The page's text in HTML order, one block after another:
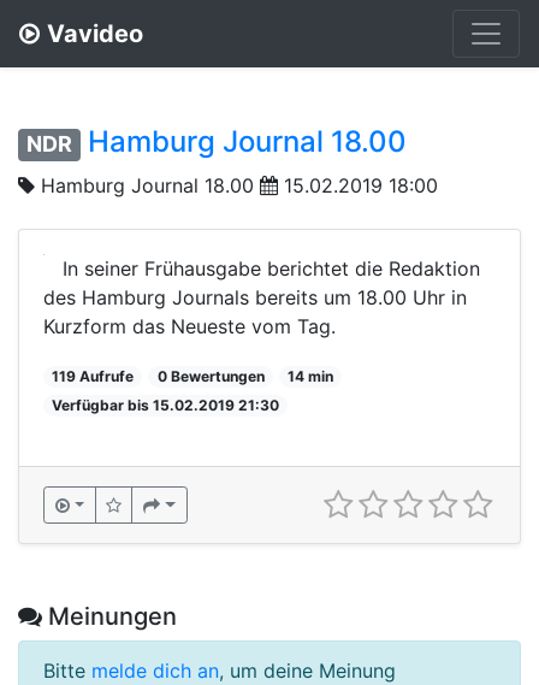
Vavideo
NDR Hamburg Journal 18.00
Hamburg Journal 18.00 15.02.2019 18:00
In seiner Frühausgabe berichtet die Redaktion
des Hamburg Journals bereits um 18.00 Uhr in
Kurzform das Neueste vom Tag.
119 Aufrufe 0 Bewertungen
14 min
Verfügbar bis 15.02.2019 21:30
Meinungen
Bitte melde dich an, um deine Meinung